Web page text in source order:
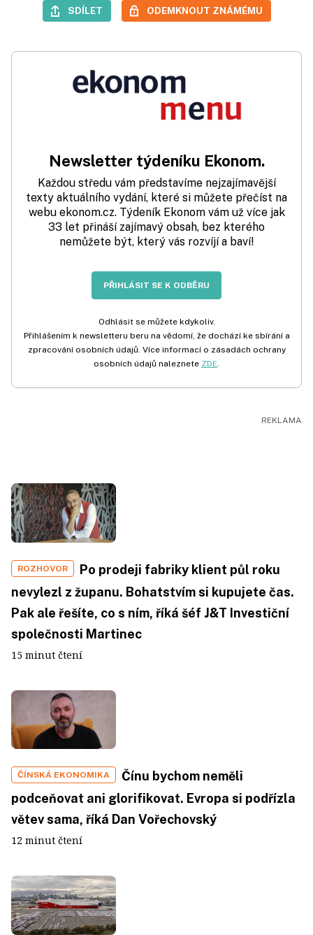
SDÍLET ODEMKNOUT ZNÁMÉMU
Newsletter týdeníku Ekonom.
Každou středu vám představíme nejzajímavější
texty aktuálního vydání, které si můžete přečíst na
webu ekonom.cz. Týdeník Ekonom vám už více jak
33 let přináší zajímavý obsah, bez kterého
nemůžete být, který vás rozvíjí a baví!
PŘIHLÁSIT SE K ODBĚRU
Odhlásit se můžete kdykoliv.
Přihlášením k newsletteru beru na vědomí, že dochází ke sbírání a
zpracování osobních údajů. Více informací o zásadách ochrany
osobních údajů naleznete ZDE.
ROZHOVOR
Po prodeji fabriky klient půl roku
nevylezl z županu. Bohatstvím si kupujete čas.
Pak ale řešíte, co s ním, říká šéf J&T Investiční
společnosti Martinec
15 minut čtení
ČÍNSKÁ EKONOMIKA
Čínu bychom neměli
podceňovat ani glorifikovat. Evropa si podřízla
větev sama, říká Dan Vořechovský
12 minut čtení